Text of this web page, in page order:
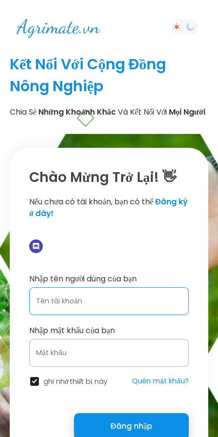
Kết Nối Với Cộng Đồng
Nông Nghiệp
Chia Sẻ Những Khoảnh KhắcVà Kết Nối Với Mọi Người
Chào Mừng Trở Lại! 👋
Nếu chưa có tài khoản, bạn có thểĐăng ký
ở đây!
Nhập tên người dùng của bạn
Nhập mật khẩu của bạn
ghi nhớ thiết bị này Quên mật khẩu?
Đăng nhập